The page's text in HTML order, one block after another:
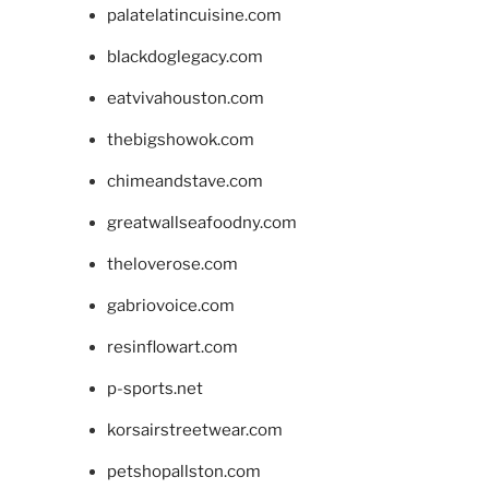
palatelatincuisine.com
blackdoglegacy.com
eatvivahouston.com
thebigshowok.com
chimeandstave.com
greatwallseafoodny.com
theloverose.com
gabriovoice.com
resinflowart.com
p-sports.net
korsairstreetwear.com
petshopallston.com